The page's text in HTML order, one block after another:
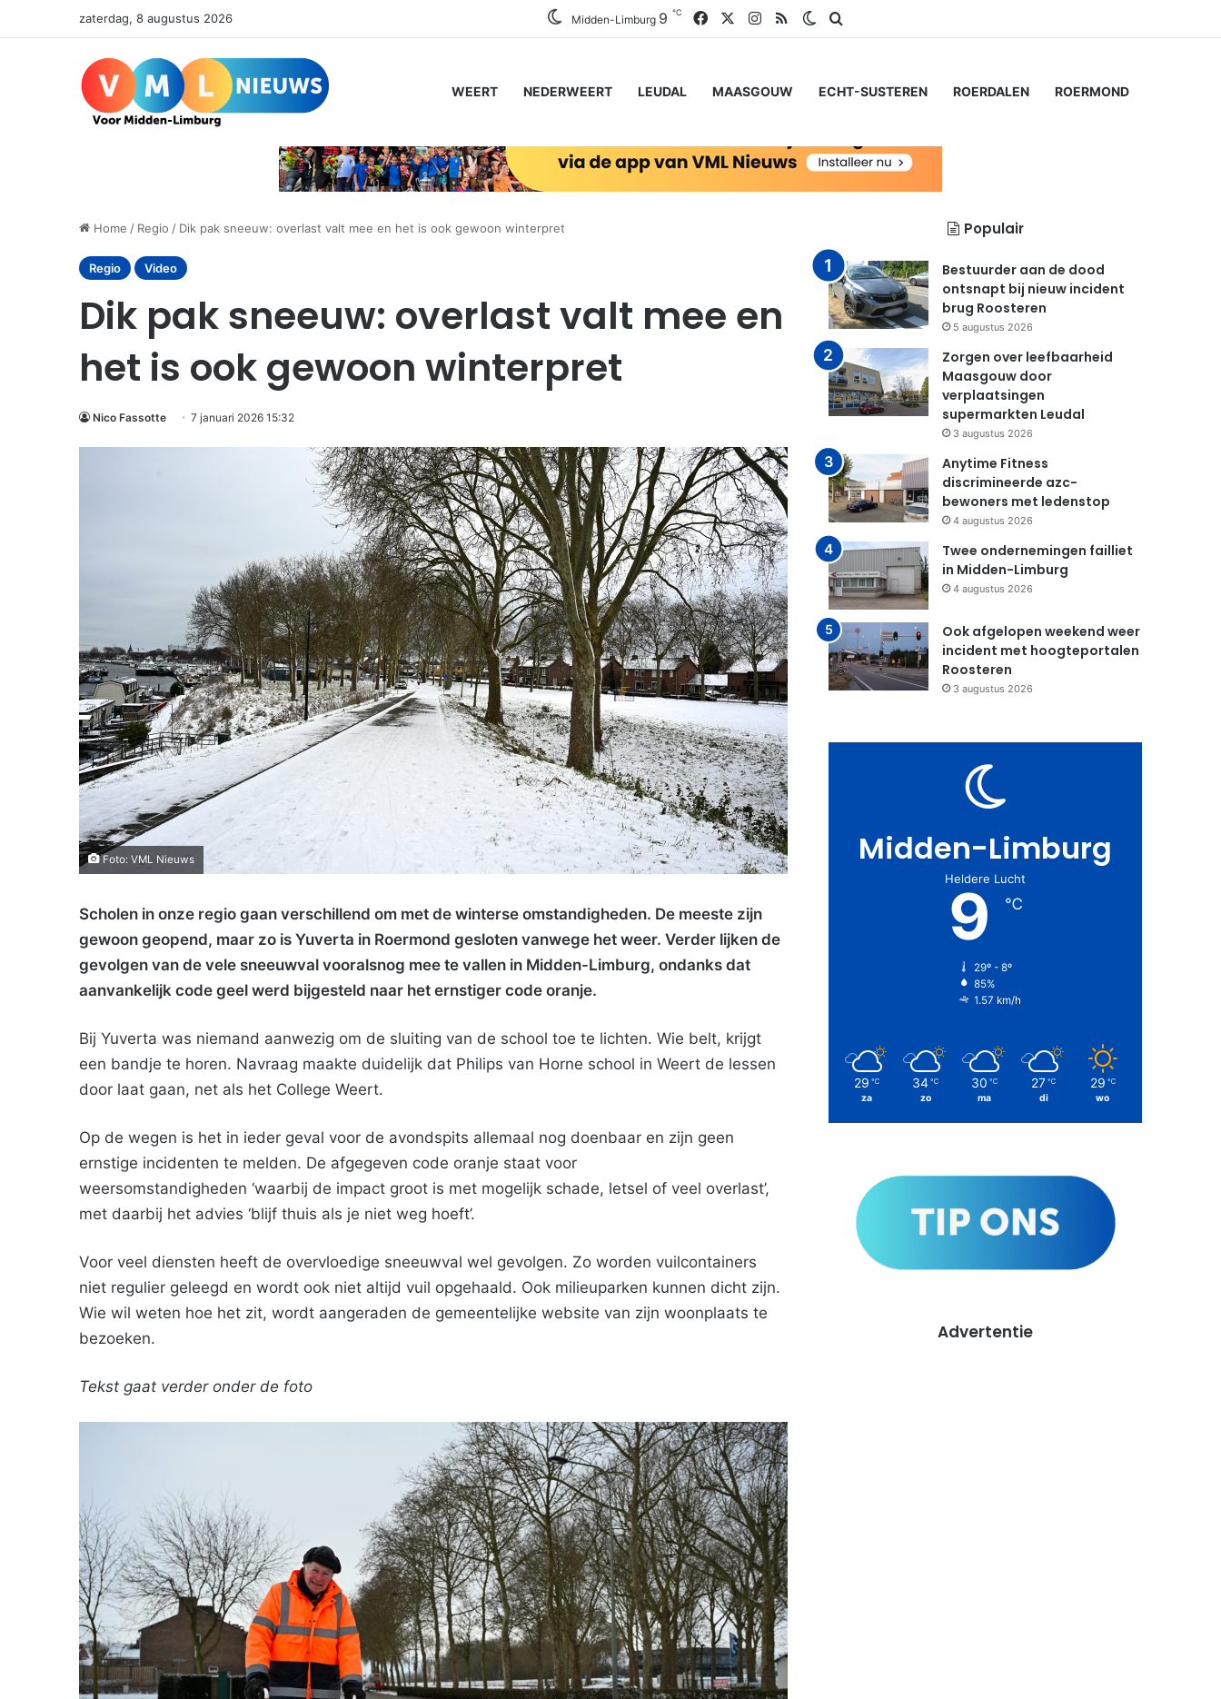
zaterdag, 8 augustus 2026 Midden-Limburg 9 ℃ FacebookInstagram
RSSSwitch skin
WEERT NEDERWEERT LEUDAL MAASGOUW ECHT-SUSTEREN ROERDALEN ROERMOND
Home / Regio / Dik pak sneeuw: overlast valt mee en het is ook gewoon winterpret
Regio Video
Dik pak sneeuw: overlast valt mee en
het is ook gewoon winterpret
Nico Fassotte 7 januari 2026 15:32
Foto: VML Nieuws
Scholen in onze regio gaan verschillend om met de winterse omstandigheden. De meeste zijn
gewoon geopend, maar zo is Yuverta in Roermond gesloten vanwege het weer. Verder lijken de
gevolgen van de vele sneeuwval vooralsnog mee te vallen in Midden-Limburg, ondanks dat
aanvankelijk code geel werd bijgesteld naar het ernstiger code oranje.
Bij Yuverta was niemand aanwezig om de sluiting van de school toe te lichten. Wie belt, krijgt
een bandje te horen. Navraag maakte duidelijk dat Philips van Horne school in Weert de lessen
door laat gaan, net als het College Weert.
Op de wegen is het in ieder geval voor de avondspits allemaal nog doenbaar en zijn geen
ernstige incidenten te melden. De afgegeven code oranje staat voor
weersomstandigheden ‘waarbij de impact groot is met mogelijk schade, letsel of veel overlast’,
met daarbij het advies ‘blijf thuis als je niet weg hoeft’.
Voor veel diensten heeft de overvloedige sneeuwval wel gevolgen. Zo worden vuilcontainers
niet regulier geleegd en wordt ook niet altijd vuil opgehaald. Ook milieuparken kunnen dicht zijn.
Wie wil weten hoe het zit, wordt aangeraden de gemeentelijke website van zijn woonplaats te
bezoeken.
Tekst gaat verder onder de foto
Populair
Bestuurder aan de dood
ontsnapt bij nieuw incident
brug Roosteren
5 augustus 2026
Zorgen over leefbaarheid
Maasgouw door
verplaatsingen
supermarkten Leudal
3 augustus 2026
Anytime Fitness
discrimineerde azc-
bewoners met ledenstop
4 augustus 2026
Twee ondernemingen failliet
in Midden-Limburg
4 augustus 2026
Ook afgelopen weekend weer
incident met hoogteportalen
Roosteren
3 augustus 2026
Midden-Limburg
Heldere Lucht
9 ℃
29º - 8º
85%
1.57 km/h
29 ℃
za
34 ℃
zo
30 ℃
ma
27 ℃
di
29 ℃
wo
Advertentie